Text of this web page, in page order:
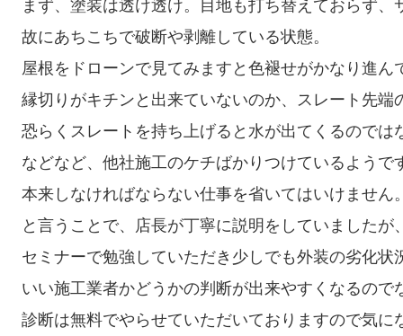
まず、塗装は透け透け。目地も打ち替えておらず
故にあちこちで破断や剥離している状態。
屋根をドローンで見てみますと色褪せがかなり進ん
縁切りがキチンと出来ていないのか、スレート先端
恐らくスレートを持ち上げると水が出てくるのでは
などなど、他社施工のケチばかりつけているようで
本来しなければならない仕事を省いてはいけません
と言うことで、店長が丁寧に説明をしていました
セミナーで勉強していただき少しでも外装の劣化
いい施工業者かどうかの判断が出来やすくなるので
診断は無料でやらせていただいておりますので気に